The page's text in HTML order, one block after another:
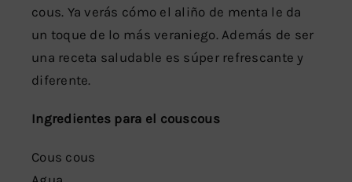
cous. Ya verás cómo el aliño de menta le da
un toque de lo más veraniego. Además de ser
una receta saludable es súper refrescante y
diferente.
Ingredientes para el couscous
Cous cous